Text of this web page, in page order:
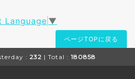
Language ▼
ページTOPに戻る
: 232 | Total : 180858